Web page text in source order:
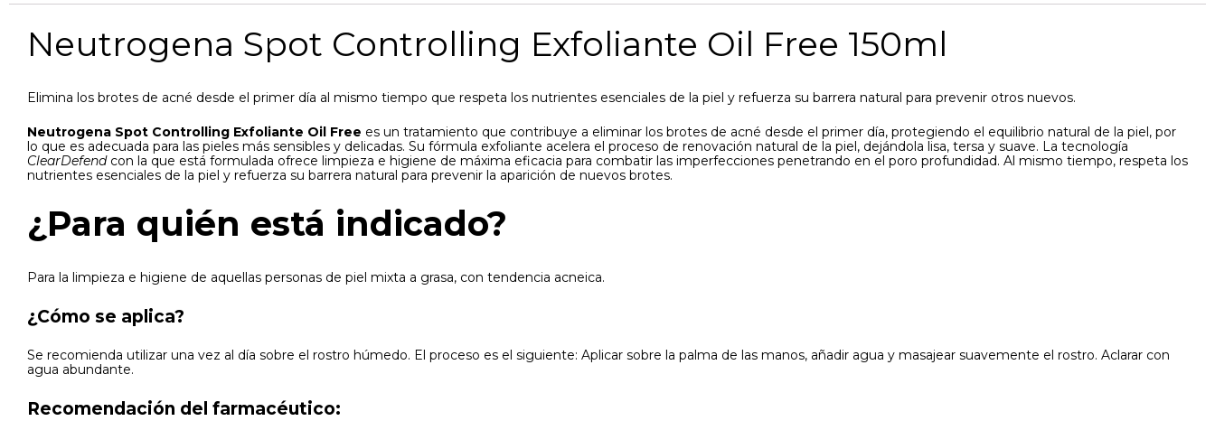
Neutrogena Spot Controlling Exfoliante Oil Free 150ml
Elimina los brotes de acné desde el primer día al mismo tiempo que respeta los nutrientes esenciales de la piel y refuerza su barrera natural para prevenir otros nuevos.
Neutrogena Spot Controlling Exfoliante Oil Free es un tratamiento que contribuye a eliminar los brotes de acné desde el primer día, protegiendo el equilibrio natural de la piel, por
lo que es adecuada para las pieles más sensibles y delicadas. Su fórmula exfoliante acelera el proceso de renovación natural de la piel, dejándola lisa, tersa y suave. La tecnología
ClearDefendcon la que está formulada ofrece limpieza e higiene de máxima eficacia para combatir las imperfecciones penetrando en el poro profundidad. Al mismo tiempo, respeta los
nutrientes esenciales de la piel y refuerza su barrera natural para prevenir la aparición de nuevos brotes.
¿Para quién está indicado?
Para la limpieza e higiene de aquellas personas de piel mixta a grasa, con tendencia acneica.
¿Cómo se aplica?
Se recomienda utilizar una vez al día sobre el rostro húmedo. El proceso es el siguiente: Aplicar sobre la palma de las manos, añadir agua y masajear suavemente el rostro. Aclarar con
agua abundante.
Recomendación del farmacéutico: